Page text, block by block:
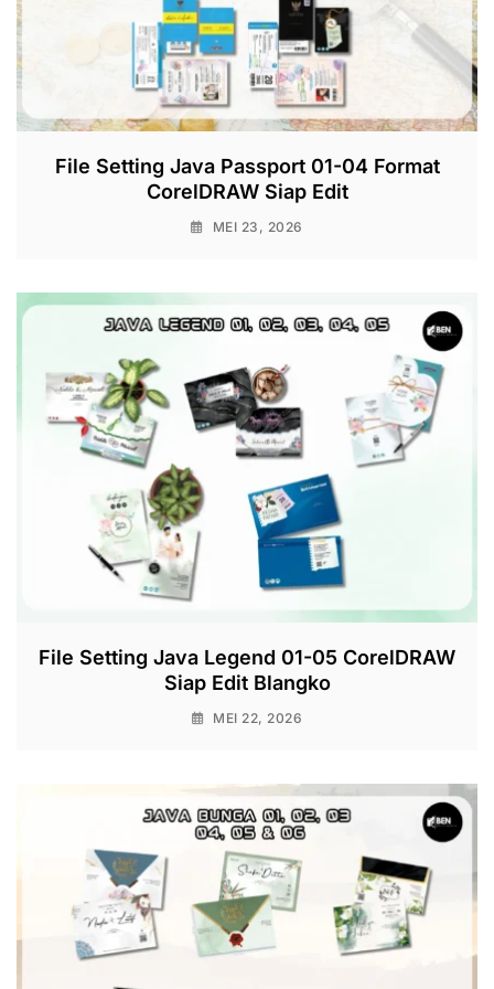
File Setting Java Passport 01-04 Format
CorelDRAW Siap Edit
MEI 23, 2026
File Setting Java Legend 01-05 CorelDRAW
Siap Edit Blangko
MEI 22, 2026